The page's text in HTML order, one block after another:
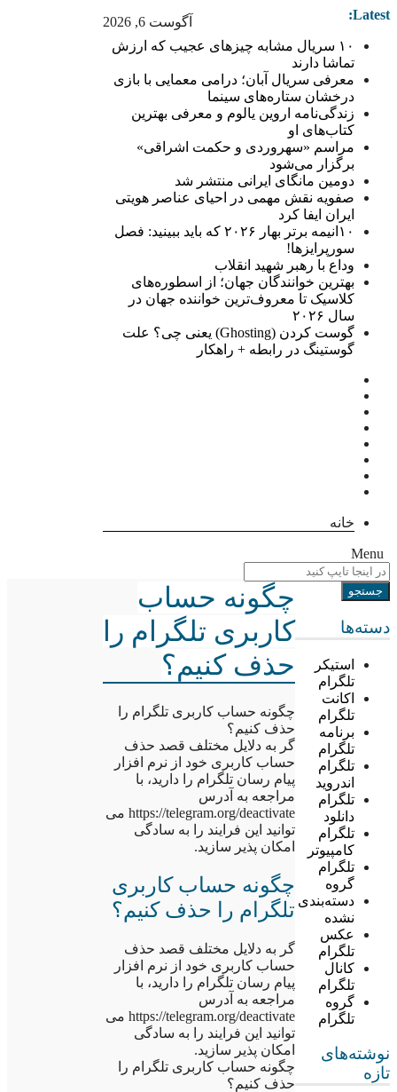
آگوست 6, 2026 Latest:
۱۰ سریال مشابه چیزهای عجیب که ارزش
تماشا دارند
معرفی سریال آبان؛ درامی معمایی با بازی
درخشان ستاره‌های سینما
زندگی‌نامه اروین یالوم و معرفی بهترین
کتاب‌های او
مراسم «سهروردی و حکمت اشراقی»
برگزار می‌شود
دومین مانگای ایرانی منتشر شد
صفویه نقش مهمی در احیای عناصر هویتی
ایران ایفا کرد
۱۰انیمه برتر بهار ۲۰۲۶ که باید ببینید: فصل
سورپرایزها!
وداع با رهبر شهید انقلاب
بهترین خوانندگان جهان؛ از اسطوره‌های
کلاسیک تا معروف‌ترین خواننده جهان در
سال ۲۰۲۶
گوست کردن (Ghosting) یعنی چی؟ علت
گوستینگ در رابطه + راهکار
خانه
Menu
دسته‌ها
استیکر
تلگرام
اکانت
تلگرام
برنامه
تلگرام
تلگرام
اندروید
تلگرام
دانلود
تلگرام
کامپیوتر
تلگرام
گروه
دسته‌بندی
نشده
عکس
تلگرام
کانال
تلگرام
گروه
تلگرام
نوشته‌های
تازه
چگونه حساب
کاربری تلگرام را
حذف کنیم؟
چگونه حساب کاربری تلگرام را
حذف کنیم؟
گر به دلایل مختلف قصد حذف
حساب کاربری خود از نرم افزار
پیام رسان تلگرام را دارید، با
مراجعه به آدرس
https://telegram.org/deactivate می
توانید این فرایند را به سادگی
امکان پذیر سازید.
چگونه حساب کاربری
تلگرام را حذف کنیم؟
گر به دلایل مختلف قصد حذف
حساب کاربری خود از نرم افزار
پیام رسان تلگرام را دارید، با
مراجعه به آدرس
https://telegram.org/deactivate می
توانید این فرایند را به سادگی
امکان پذیر سازید.
چگونه حساب کاربری تلگرام را
حذف کنیم؟